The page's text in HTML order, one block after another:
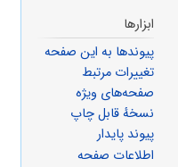
ابزارها
پیوندها به این صفحه
تغییرات مرتبط
صفحه‌های ویژه
نسخهٔ قابل چاپ
پیوند پایدار
اطلاعات صفحه